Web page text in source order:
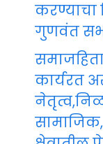
करण्याचा
गुणवंत
कार्यरत